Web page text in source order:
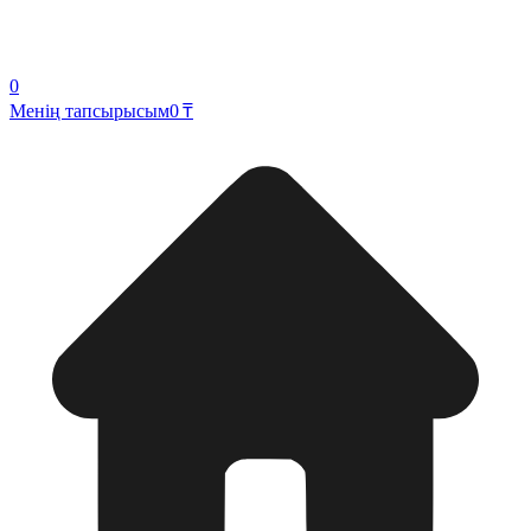
0
Менің тапсырысым0 ₸